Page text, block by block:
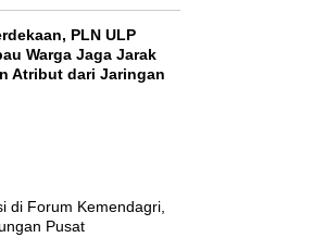
PLN ULP
Warga Jaga Jarak
Atribut dari Jaringan